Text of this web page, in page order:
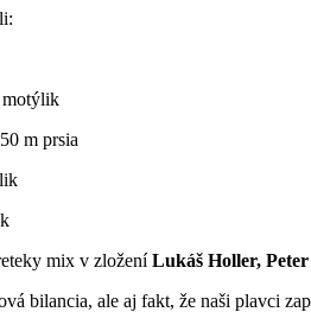
motýlik
m prsia
mix v zloženíLukáš Holler,
bilancia, ale aj fakt, že naši plavci